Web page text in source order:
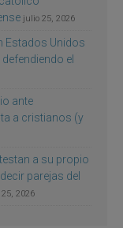
julio 25, 2026
Estados Unidos
el
ante
a cristianos (y
a su propio
parejas del
2026